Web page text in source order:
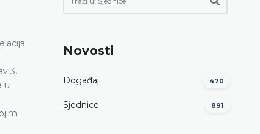
3.
u
Novosti
Događaji 470
Sjednice 891